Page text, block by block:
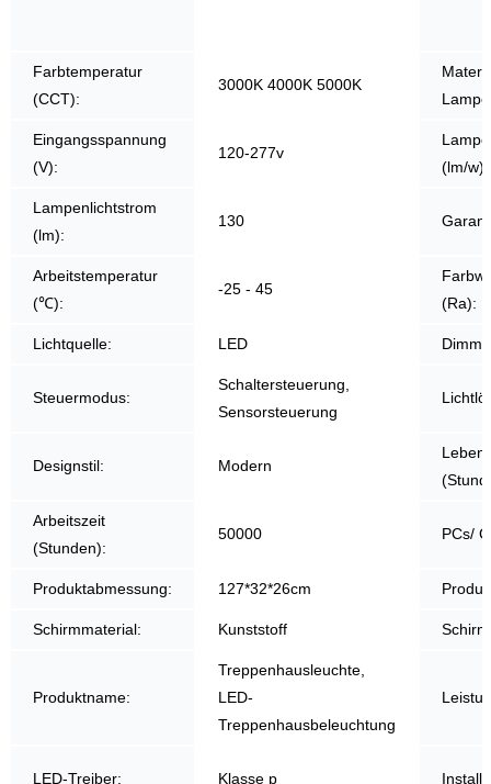
Farbtemperatur
(CCT):
3000K 4000K 5000K
Eingangsspannung
(V):
120-277v
(lm/w):
Lampenlichtstrom
(lm):
130
Arbeitstemperatur
(℃):
-25 - 45
(Ra):
Lichtquelle: LED
Steuermodus:
Schaltersteuerung,
Sensorsteuerung
Designstil: Modern
Arbeitszeit
(Stunden):
50000 PCs/
Produktabmessung: 127*32*26cm
Schirmmaterial: Kunststoff
Produktname:
Treppenhausleuchte,
LED-
Treppenhausbeleuchtung
LED-Treiber: Klasse p